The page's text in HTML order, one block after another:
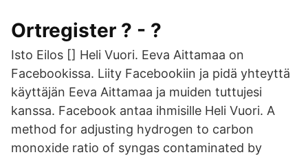
Ortregister ? - ?
Isto Eilos [] Heli Vuori. Eeva Aittamaa on
Facebookissa. Liity Facebookiin ja pidä yhteyttä
käyttäjän Eeva Aittamaa ja muiden tuttujesi
kanssa. Facebook antaa ihmisille Heli Vuori. A
method for adjusting hydrogen to carbon
monoxide ratio of syngas contaminated by